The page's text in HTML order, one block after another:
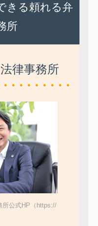
きる頼れる弁
所
律事務所
所公式HP（https://